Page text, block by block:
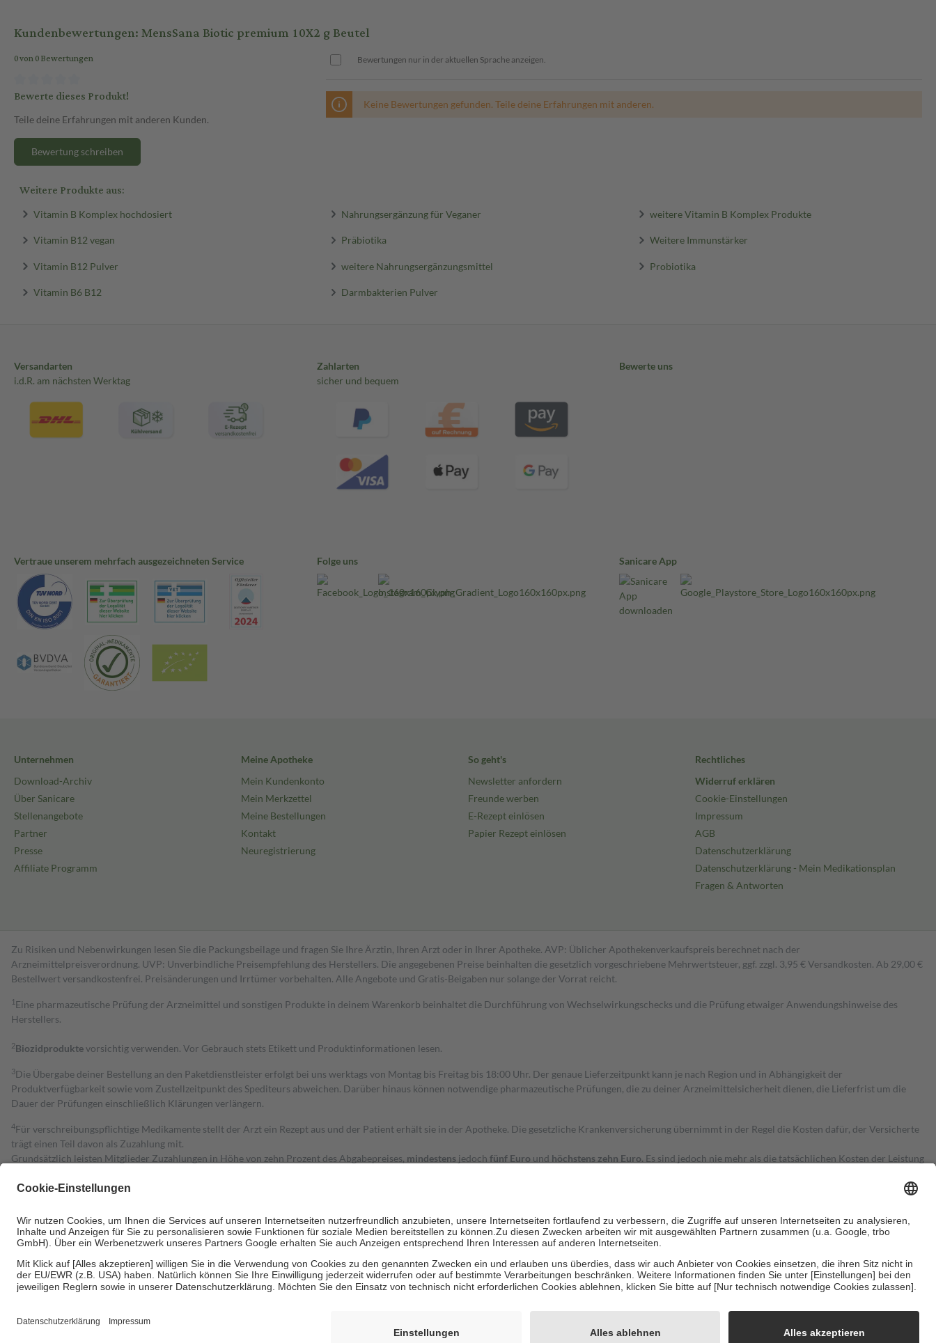
Kundenbewertungen: MensSana Biotic premium 10X2 g Beutel
0 von 0 Bewertungen
Bewerte dieses Produkt!
Teile deine Erfahrungen mit anderen Kunden.
Bewertung schreiben
Bewertungen nur in der aktuellen Sprache anzeigen.
Keine Bewertungen gefunden. Teile deine Erfahrungen mit anderen.
Weitere Produkte aus:
Vitamin B Komplex hochdosiert Nahrungsergänzung für Veganer weitere Vitamin B Komplex Produkte
Vitamin B12 vegan Präbiotika Weitere Immunstärker
Vitamin B12 Pulver weitere Nahrungsergänzungsmittel Probiotika
Vitamin B6 B12 Darmbakterien Pulver
Versandarten
i.d.R. am nächsten Werktag
Zahlarten
sicher und bequem
Bewerte uns
Vertraue unserem mehrfach ausgezeichneten Service Folge uns Sanicare App
Unternehmen
Download-Archiv
Über Sanicare
Stellenangebote
Partner
Presse
Affiliate Programm
Meine Apotheke
Mein Kundenkonto
Mein Merkzettel
Meine Bestellungen
Kontakt
Neuregistrierung
So geht's
Newsletter anfordern
Freunde werben
E-Rezept einlösen
Papier Rezept einlösen
Rechtliches
Widerruf erklären
Cookie-Einstellungen
Impressum
AGB
Datenschutzerklärung
Datenschutzerklärung - Mein Medikationsplan
Fragen & Antworten
Zu Risiken und Nebenwirkungen lesen Sie die Packungsbeilage und fragen Sie Ihre Ärztin, Ihren Arzt oder in Ihrer Apotheke. AVP: Üblicher Apothekenverkaufspreis berechnet nach der
Arzneimittelpreisverordnung. UVP: Unverbindliche Preisempfehlung des Herstellers. Die angegebenen Preise beinhalten die gesetzlich vorgeschriebene Mehrwertsteuer, ggf. zzgl. 3,95 € Versandkosten. Ab 29,00 €
Bestell­wert versand­kosten­frei. Preisänderungen und Irrtümer vorbehalten. Alle Angebote und Gratis-Beigaben nur solange der Vorrat reicht.
1 Eine pharmazeutische Prüfung der Arzneimittel und sonstigen Produkte in deinem Warenkorb beinhaltet die Durchführung von Wechselwirkungschecks und die Prüfung etwaiger Anwendungshinweise des
Herstellers.
2Biozidproduktevorsichtig verwenden. Vor Gebrauch stets Etikett und Produktinformationen lesen.
3Die Übergabe deiner Bestellung an den Paketdienstleister erfolgt bei uns werktags von Montag bis Freitag bis 18:00 Uhr. Der genaue Lieferzeitpunkt kann je nach Region und in Abhängigkeit der
Produktverfügbarkeit sowie vom Zustellzeitpunkt des Spediteurs abweichen. Darüber hinaus können notwendige pharmazeutische Prüfungen, die zu deiner Arzneimittelsicherheit dienen, die Lieferfrist um die
Dauer der Prüfungen einschließlich Klärungen verlängern.
4Für verschreibungspflichtige Medikamente stellt der Arzt ein Rezept aus und der Patient erhält sie in der Apotheke. Die gesetzliche Krankenversicherung übernimmt in der Regel die Kosten dafür, der Versicherte
trägt einen Teil davon als Zuzahlung mit.
Grundsätzlich leisten Mitglieder Zuzahlungen in Höhe von zehn Prozent des Abgabepreises, mindestens jedoch fünf Euro und höchstens zehn Euro. Es sind jedoch nie mehr als die tatsächlichen Kosten der Leistung
Diese Regeln gelten grundsätzlich auch für Online-Apotheken.
Um das Engagement der Versicherten für ihre eigene Gesundheit zu stärken und die besondere Stellung der Familie zu unterstützen, fallenkeine Zuzahlungen an bei:
• Kindern und Jugendlichen bis zum vollendeten 18. Lebensjahr mit Ausnahme der Fahrkosten
• Untersuchungen zur Vorsorge und Früherkennung, die von der GKV getragen werden
• empfohlenen Schutzimpfungen
• Harn- und Blutteststreifen
Informationen findest du hier: https://help.etrusted.com/hc/de/articles/4419944605341